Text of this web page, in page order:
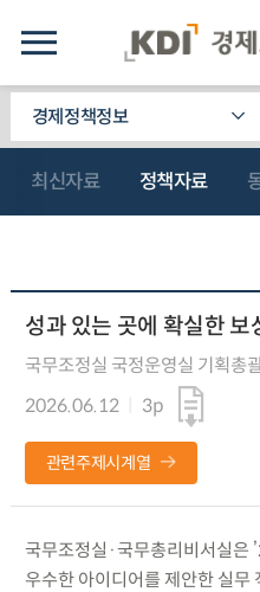
경제정책정보
최신자료 정책자료
성과 있는 곳에 확실한 보
국무조정실 국정운영실 기획총
2026.06.12
3p
관련주제시계열
국무조정실·국무총리비서실은
우수한 아이디어를 제안한 실무